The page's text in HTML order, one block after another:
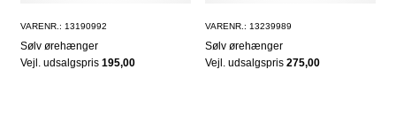
VARENR.: 13190992
Sølv ørehænger
Vejl. udsalgspris 195,00
VARENR.: 13239989
Sølv ørehænger
Vejl. udsalgspris275,00